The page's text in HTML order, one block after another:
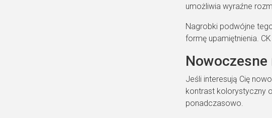
umożliwia wyraźne
Nagrobki podwójne
formę upamiętnienia.
Jeśli interesują Cię
kontrast kolorystyczny
ponadczasowo.